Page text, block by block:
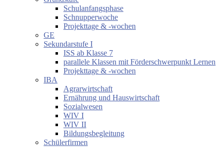
Schulanfangsphase
Schnupperwoche
Projekttage & -wochen
GE
Sekundarstufe I
ISS ab Klasse 7
parallele Klassen mit Förderschwerpunkt Lernen
Projekttage & -wochen
IBA
Agrarwirtschaft
Ernährung und Hauswirtschaft
Sozialwesen
WIV I
WIV II
Bildungsbegleitung
Schülerfirmen